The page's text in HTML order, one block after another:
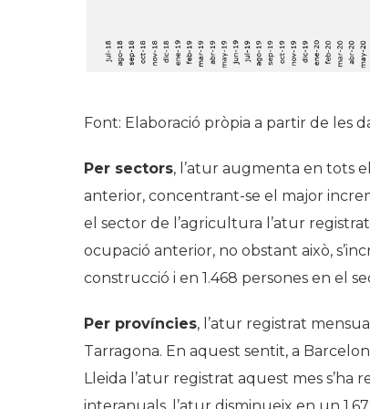
Font: Elaboració pròpia a partir de les
Per sectors, l’atur augmenta en tots
anterior, concentrant-se el major
el sector de l’agricultura l’atur
ocupació anterior, no obstant això,
construcció i en 1.468 persones en el
Per províncies, l’atur registrat
Tarragona. En aquest sentit, a
Lleida l’atur registrat aquest mes s’ha